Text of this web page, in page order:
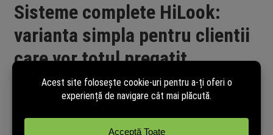
Sisteme complete HiLook:
varianta simpla pentru clientii
care vor totul pregatit
Un sistem complet HiLook este alegerea potrivita cand nu vrei
sa alegi separat fiecare componenta. In loc sa cumperi individual
camere, DVR/NVR, surse, cabluri si accesorii, poti alege un kit